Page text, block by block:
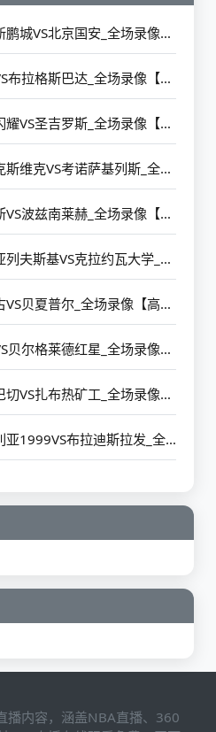
2026年08月07日 深圳新鹏城VS北京国安_全场录像【高清回放】
2026年08月05日 里昂VS布拉格斯巴达_全场录像【高清回放】
2026年08月05日 博德闪耀VS圣吉罗斯_全场录像【高清回放】
2026年07月30日 克拉克斯维克VS考诺萨基列斯_全场录像【高清回放】
2026年07月30日 奥胡斯VS波兹南莱赫_全场录像【高清回放】
2026年07月30日 索非亚列夫斯基VS克拉约瓦大学_全场录像【高清回放】
2026年07月30日 维京古VS贝夏普尔_全场录像【高清回放】
2026年07月30日 拉恩VS贝尔格莱德红星_全场录像【高清回放】
2026年07月30日 费内巴切VS扎布热矿工_全场录像【高清回放】
2026年07月30日 伊比利亚1999VS布拉迪斯拉发_全场录像【高清回放】
播内容，涵盖NBA直播、360